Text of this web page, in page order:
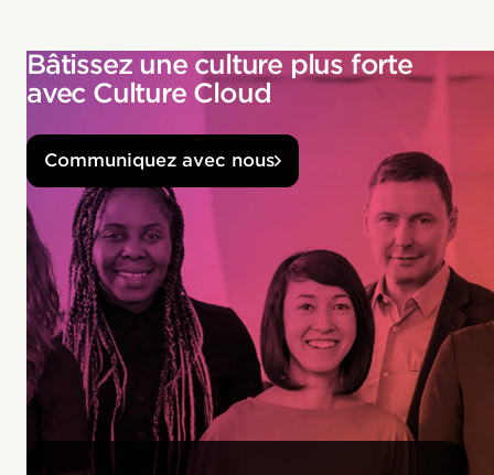
Bâtissez une culture plus forte
avec Culture Cloud
Communiquez avec nous